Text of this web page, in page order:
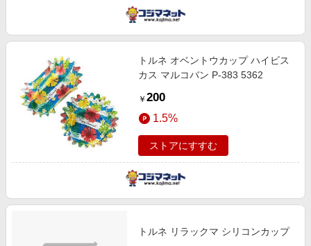
トルネ オベントウカップ ハイビス
カス マルコバン P-383 5362
￥ 200
1.5%
ストアにすすむ
トルネ リラックマ シリコンカップ